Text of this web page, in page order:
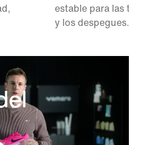
estable para las
y los despegues.